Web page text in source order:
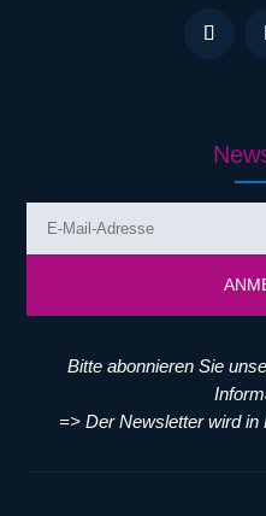
Bitte abonnieren Sie
=> Der Newsletter wird in